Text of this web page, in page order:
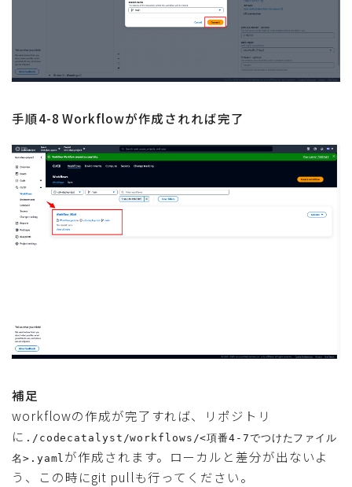
手順4-8 Workflowが作成されれば完了
補足
workflowの作成が完了すれば、リポジトリ
に ./codecatalyst/workflows/<項番4-7でつけたファイル
名>.yaml が作成されます。ローカルと差分が出ないよ
う、この時にgit pullも行ってください。